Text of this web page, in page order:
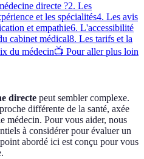
directe ?2. Les
et les spécialités4. Les avis
et empathie6. L'accessibilité
cabinet médical8. Les tarifs et la
du médecin📺 Pour aller plus loin
directe peut sembler complexe.
différente de la santé, axée
médecin. Pour vous aider, nous
à considérer pour évaluer un
abordé ici est conçu pour vous